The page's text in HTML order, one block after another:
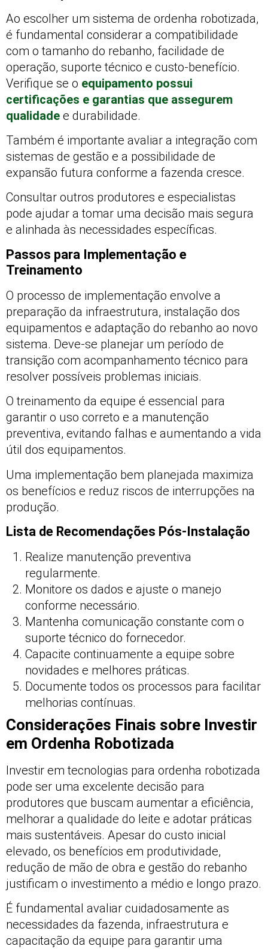
Ao escolher um sistema de ordenha robotizada,
é fundamental considerar a compatibilidade
com o tamanho do rebanho, facilidade de
operação, suporte técnico e custo-benefício.
Verifique se o equipamento possui
certificações e garantias que assegurem
qualidade e durabilidade.
Também é importante avaliar a integração com
sistemas de gestão e a possibilidade de
expansão futura conforme a fazenda cresce.
Consultar outros produtores e especialistas
pode ajudar a tomar uma decisão mais segura
e alinhada às necessidades específicas.
Passos para Implementação e
Treinamento
O processo de implementação envolve a
preparação da infraestrutura, instalação dos
equipamentos e adaptação do rebanho ao novo
sistema. Deve-se planejar um período de
transição com acompanhamento técnico para
resolver possíveis problemas iniciais.
O treinamento da equipe é essencial para
garantir o uso correto e a manutenção
preventiva, evitando falhas e aumentando a vida
útil dos equipamentos.
Uma implementação bem planejada maximiza
os benefícios e reduz riscos de interrupções na
produção.
Lista de Recomendações Pós-Instalação
Realize manutenção preventiva
regularmente.
Monitore os dados e ajuste o manejo
conforme necessário.
Mantenha comunicação constante com o
suporte técnico do fornecedor.
Capacite continuamente a equipe sobre
novidades e melhores práticas.
Documente todos os processos para facilitar
melhorias contínuas.
Considerações Finais sobre Investir
em Ordenha Robotizada
Investir em tecnologias para ordenha robotizada
pode ser uma excelente decisão para
produtores que buscam aumentar a eficiência,
melhorar a qualidade do leite e adotar práticas
mais sustentáveis. Apesar do custo inicial
elevado, os benefícios em produtividade,
redução de mão de obra e gestão do rebanho
justificam o investimento a médio e longo prazo.
É fundamental avaliar cuidadosamente as
necessidades da fazenda, infraestrutura e
capacitação da equipe para garantir uma